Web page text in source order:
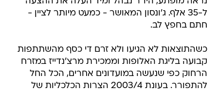
ל-35 אלף. ג'ונסון המאושר - כמעט מיותר לציין -
חתם בחפץ לב.
כשהתוצאות לא הגיעו ולא זרם די כסף מהשתתפות
קבועה בליגת האלופות וממכירת מרצ'נדייז במזרח
הרחוק כפי שנעשה במועדונים אחרים, הכל החל
להתפורר. בעונת 2003/4 הצרות הכלכליות של